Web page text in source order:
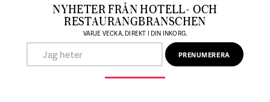
NYHETER FRÅN HOTELL- OCH
RESTAURANGBRANSCHEN
VARJE VECKA, DIREKT I DIN INKORG.